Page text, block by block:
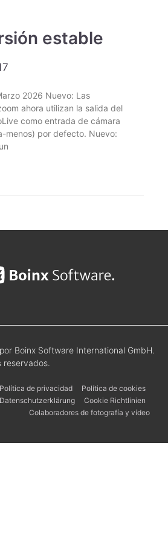
estable
2026 Nuevo: Las
ahora utilizan la salida del
como entrada de cámara
menos) por defecto. Nuevo:
Boinx Software International GmbH.
reservados.
Política de privacidad
Política de cookies
Datenschutzerklärung
Cookie Richtlinien
Colaboradores de fotografía y vídeo